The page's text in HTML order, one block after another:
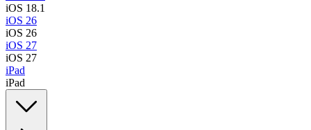
iOS 18.1
iOS 26
iOS 26
iOS 27
iOS 27
iPad
iPad